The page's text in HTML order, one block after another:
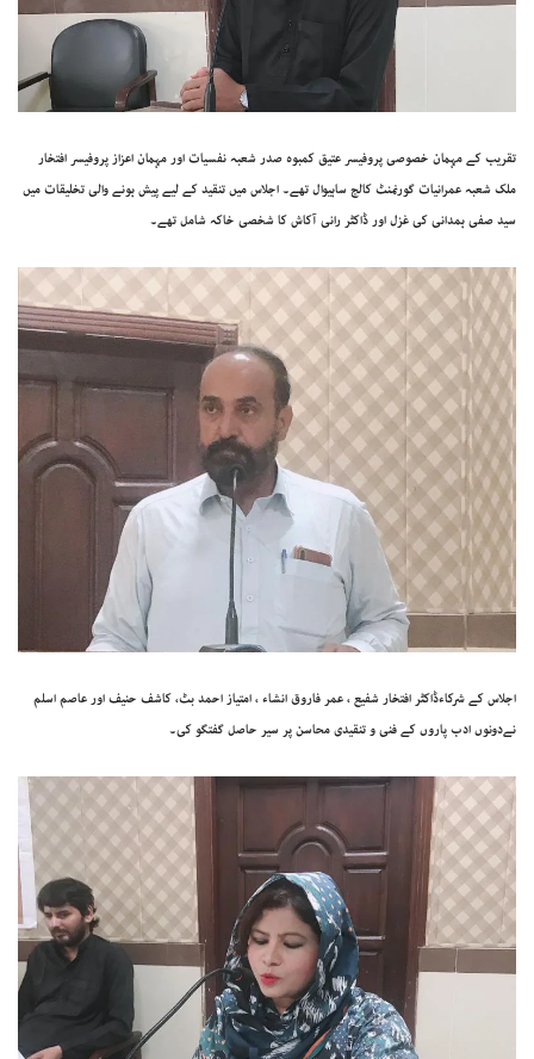
تقریب کے مہمان خصوصی پروفیسر عتیق کمبوہ صدر شعبہ نفسیات اور مہمان اعزاز پروفیسر افتخار
ملک شعبہ عمرانیات گورنمنٹ کالج ساہیوال تھے۔ اجلاس میں تنقید کے لیے پیش ہونے والی تخلیقات میں
سید صفی ہمدانی کی غزل اور ڈاکٹر رانی آکاش کا شخصی خاکہ شامل تھے۔
اجلاس کے شرکاءڈاکٹر افتخار شفیع ، عمر فاروق انشاء ، امتیاز احمد بٹ، کاشف حنیف اور عاصم اسلم
نےدونوں ادب پاروں کے فنی و تنقیدی محاسن پر سیر حاصل گفتگو کی۔